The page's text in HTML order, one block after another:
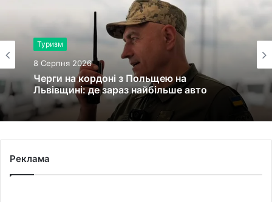
Туризм
8 Серпня 2026
Черги на кордоні з Польщею на
Львівщині: де зараз найбільше авто
Реклама